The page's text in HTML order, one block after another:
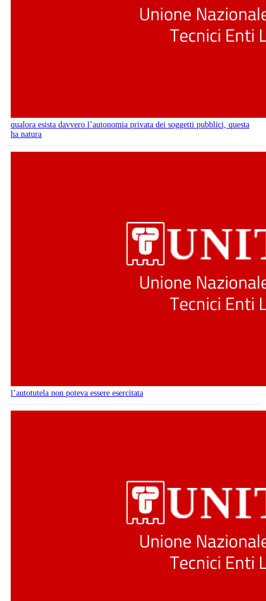
qualora esista davvero l’autonomia privata dei soggetti pubblici, questa
ha natura
l’autotutela non poteva essere esercitata